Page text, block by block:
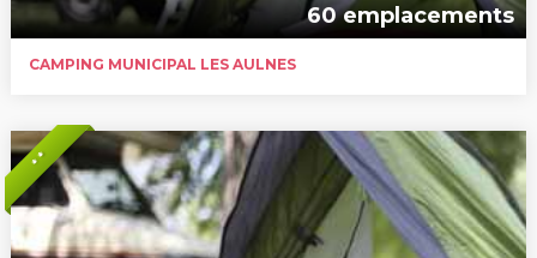
60 emplacements
CAMPING MUNICIPAL LES AULNES
* *